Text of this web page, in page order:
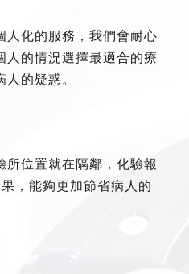
人化的服務，我們會耐心
人的情況選擇最適合的療
的疑惑。
所位置就在隔鄰，化驗報
，能夠更加節省病人的